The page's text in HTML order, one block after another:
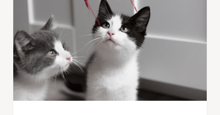
testamentdagen